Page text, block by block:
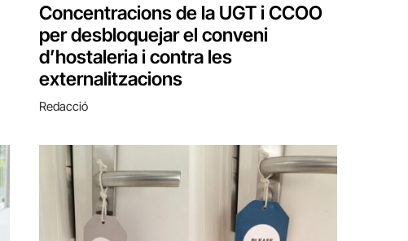
Concentracions de la UGT i CCOO
per desbloquejar el conveni
d’hostaleria i contra les
externalitzacions
Redacció